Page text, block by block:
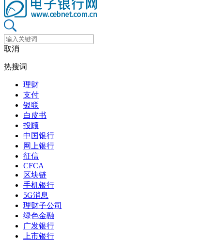
取消
热搜词
理财
支付
银联
白皮书
投顾
中国银行
网上银行
征信
CFCA
区块链
手机银行
5G消息
理财子公司
绿色金融
广发银行
上市银行